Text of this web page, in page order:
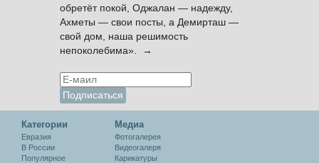
обретёт покой, Оджалан — надежду,
Ахметы — свои посты, а Демирташ —
свой дом, наша решимость
непоколебима». →
Категории
Евразия
В России
Популярное
Медиа
Фотогалерея
Видеогалеря
Карикатуры